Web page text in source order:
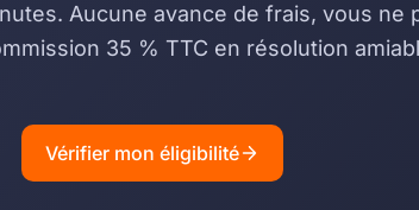
Aucune avance de frais, vous ne
35 % TTC en résolution
Vérifier mon éligibilité